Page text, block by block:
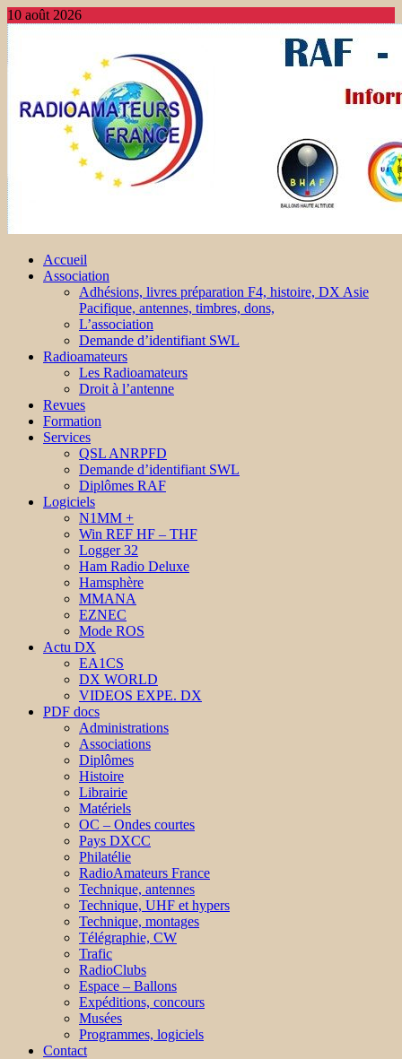
10 août 2026
Accueil
Association
Adhésions, livres préparation F4, histoire, DX Asie
Pacifique, antennes, timbres, dons,
L’association
Demande d’identifiant SWL
Radioamateurs
Les Radioamateurs
Droit à l’antenne
Revues
Formation
Services
QSL ANRPFD
Demande d’identifiant SWL
Diplômes RAF
Logiciels
N1MM +
Win REF HF – THF
Logger 32
Ham Radio Deluxe
Hamsphère
MMANA
EZNEC
Mode ROS
Actu DX
EA1CS
DX WORLD
VIDEOS EXPE. DX
PDF docs
Administrations
Associations
Diplômes
Histoire
Librairie
Matériels
OC – Ondes courtes
Pays DXCC
Philatélie
RadioAmateurs France
Technique, antennes
Technique, UHF et hypers
Technique, montages
Télégraphie, CW
Trafic
RadioClubs
Espace – Ballons
Expéditions, concours
Musées
Programmes, logiciels
Contact